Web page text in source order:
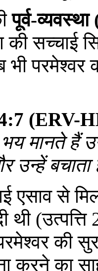
पूर्व-
की सच्चाई
परमेश्‍वर
(ERV-
भय मानते हैं
उन्हें
एसाव से
थी
की
करने का